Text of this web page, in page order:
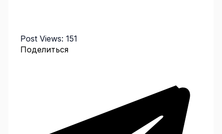
Post Views: 151
Поделиться